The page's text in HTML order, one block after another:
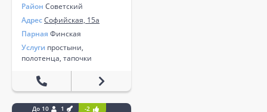
Район Советский
АдресСофийская, 15а
Парная Финская
Услуги простыни,
полотенца, тапочки
До 10 1 -2